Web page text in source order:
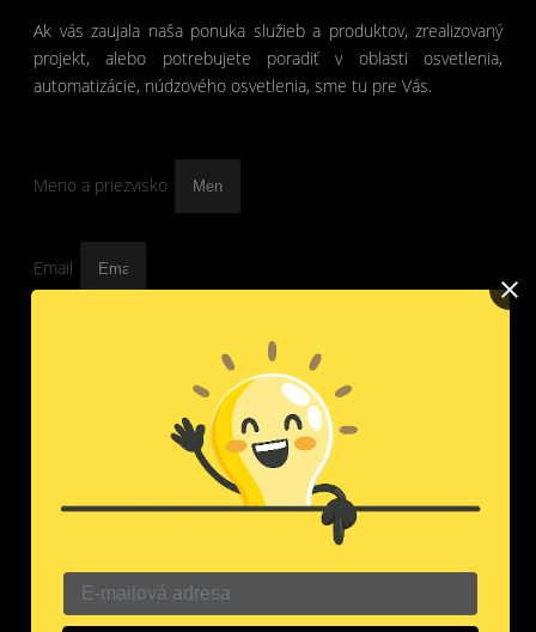
Ak vás zaujala naša ponuka služieb a produktov, zrealizovaný
projekt, alebo potrebujete poradiť v oblasti osvetlenia,
automatizácie, núdzového osvetlenia, sme tu pre Vás.
Meno a priezvisko
Email
Súhlasím so spracovaním osobných údajov
spoločnosťou ProfiLIGHT Corporation, s.r.o. pre účely
ďalšej komunikácie a zasielanie Newsletter. Váš súhlas
môžete kedykoľvek odvolať.